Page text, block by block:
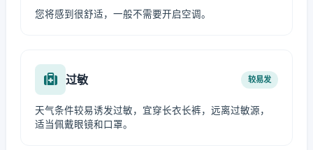
您将感到很舒适，一般不需要开启空调。
过敏 较易发
天气条件较易诱发过敏，宜穿长衣长裤，远离过敏源，
适当佩戴眼镜和口罩。